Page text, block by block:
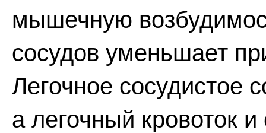
мышечную
сосудов уменьшает
Легочное сосудистое
а легочный кровоток